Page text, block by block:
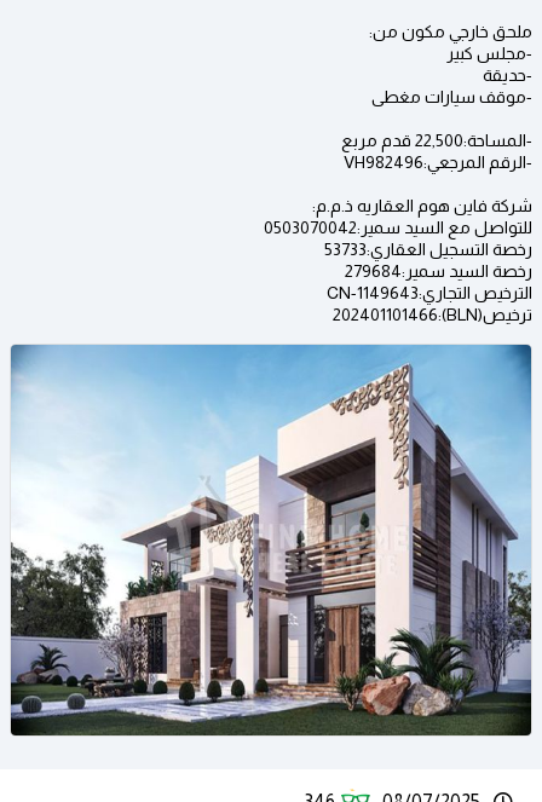
ملحق خارجي مكون من:
-مجلس كبير
-حديقة
-موقف سيارات مغطى
-المساحة:22,500 قدم مربع
-الرقم المرجعي:VH982496
شركة فاين هوم العقاريه ذ.م.م:
للتواصل مع السيد سمير:0503070042
رخصة التسجيل العقاري:53733
رخصة السيد سمير:279684
الترخيص التجاري:CN-1149643
ترخيص(BLN):202401101466